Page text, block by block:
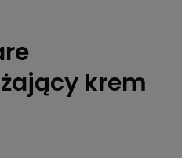
krem